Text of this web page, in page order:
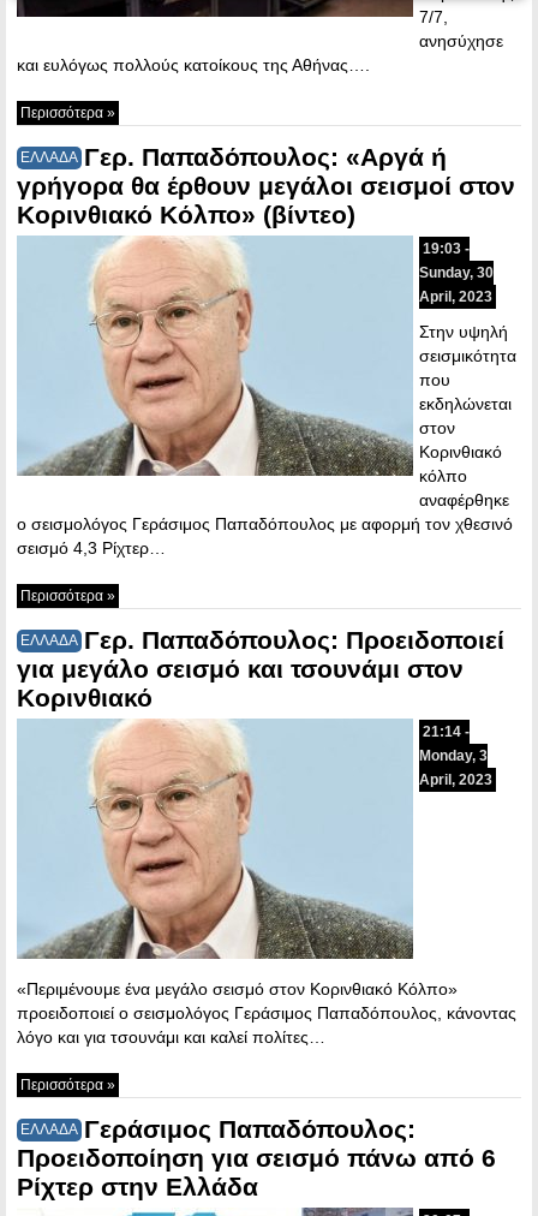
7/7,
ανησύχησε
και ευλόγως πολλούς κατοίκους της Αθήνας….
Περισσότερα »
ΕΛΛΑΔΑ Γερ. Παπαδόπουλος: «Αργά ή
γρήγορα θα έρθουν μεγάλοι σεισμοί στον
Κορινθιακό Κόλπο» (βίντεο)
19:03 -
Sunday, 30
April, 2023
Στην υψηλή
σεισμικότητα
που
εκδηλώνεται
στον
Κορινθιακό
κόλπο
αναφέρθηκε
ο σεισμολόγος Γεράσιμος Παπαδόπουλος με αφορμή τον χθεσινό
σεισμό 4,3 Ρίχτερ…
Περισσότερα »
ΕΛΛΑΔΑ Γερ. Παπαδόπουλος: Προειδοποιεί
για μεγάλο σεισμό και τσουνάμι στον
Κορινθιακό
21:14 -
Monday, 3
April, 2023
«Περιμένουμε ένα μεγάλο σεισμό στον Κορινθιακό Κόλπο»
προειδοποιεί ο σεισμολόγος Γεράσιμος Παπαδόπουλος, κάνοντας
λόγο και για τσουνάμι και καλεί πολίτες…
Περισσότερα »
ΕΛΛΑΔΑ Γεράσιμος Παπαδόπουλος:
Προειδοποίηση για σεισμό πάνω από 6
Ρίχτερ στην Ελλάδα